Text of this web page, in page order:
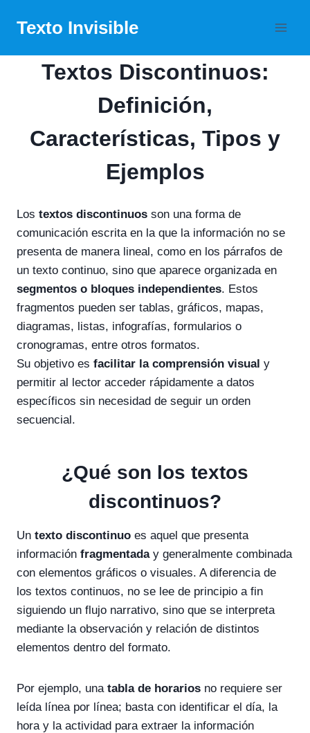
Texto Invisible
Textos Discontinuos:
Definición,
Características, Tipos y
Ejemplos
Los textos discontinuos son una forma de
comunicación escrita en la que la información no se
presenta de manera lineal, como en los párrafos de
un texto continuo, sino que aparece organizada en
segmentos o bloques independientes. Estos
fragmentos pueden ser tablas, gráficos, mapas,
diagramas, listas, infografías, formularios o
cronogramas, entre otros formatos.
Su objetivo es facilitar la comprensión visual y
permitir al lector acceder rápidamente a datos
específicos sin necesidad de seguir un orden
secuencial.
¿Qué son los textos
discontinuos?
Un texto discontinuo es aquel que presenta
información fragmentaday generalmente combinada
con elementos gráficos o visuales. A diferencia de
los textos continuos, no se lee de principio a fin
siguiendo un flujo narrativo, sino que se interpreta
mediante la observación y relación de distintos
elementos dentro del formato.
Por ejemplo, una tabla de horarios no requiere ser
leída línea por línea; basta con identificar el día, la
hora y la actividad para extraer la información